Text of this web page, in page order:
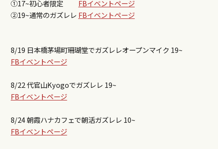
①17~初心者限定 FBイベントページ
②19~通常のガズレレ FBイベントページ
8/19 日本橋茅場町珊瑚堂でガズレレオープンマイク 19~
FBイベントページ
8/22 代官山Kyogoでガズレレ 19~
FBイベントページ
8/24 朝霞ハナカフェで朝活ガズレレ 10~
FBイベントページ